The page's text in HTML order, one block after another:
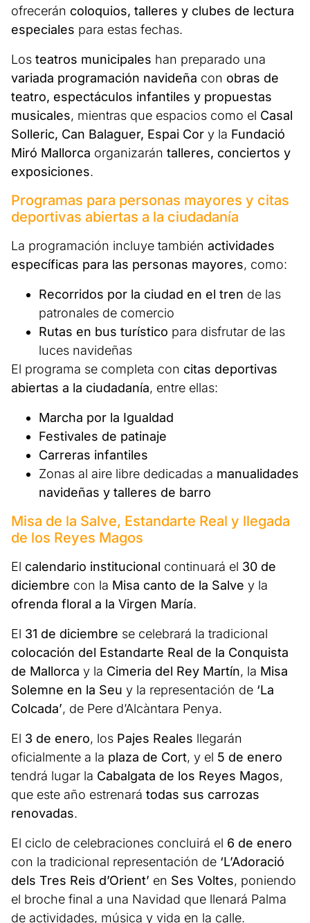
ofrecerán coloquios, talleres y clubes de lectura
especiales para estas fechas.
Los teatros municipales han preparado una
variada programación navideña con obras de
teatro, espectáculos infantiles y propuestas
musicales, mientras que espacios como el Casal
Solleric, Can Balaguer, Espai Cor y la Fundació
Miró Mallorca organizarán talleres, conciertos y
exposiciones.
Programas para personas mayores y citas
deportivas abiertas a la ciudadanía
La programación incluye también actividades
específicas para las personas mayores, como:
Recorridos por la ciudad en el tren de las
patronales de comercio
Rutas en bus turístico para disfrutar de las
luces navideñas
El programa se completa con citas deportivas
abiertas a la ciudadanía, entre ellas:
Marcha por la Igualdad
Festivales de patinaje
Carreras infantiles
Zonas al aire libre dedicadas a manualidades
navideñas y talleres de barro
Misa de la Salve, Estandarte Real y llegada
de los Reyes Magos
El calendario institucional continuará el 30 de
diciembre con la Misa canto de la Salve y la
ofrenda floral a la Virgen María.
El 31 de diciembre se celebrará la tradicional
colocación del Estandarte Real de la Conquista
de Mallorca y la Cimeria del Rey Martín, la Misa
Solemne en la Seu y la representación de ‘La
Colcada’, de Pere d’Alcàntara Penya.
El 3 de enero, los Pajes Reales llegarán
oficialmente a la plaza de Cort, y el 5 de enero
tendrá lugar la Cabalgata de los Reyes Magos,
que este año estrenará todas sus carrozas
renovadas.
El ciclo de celebraciones concluirá el 6 de enero
con la tradicional representación de ‘L’Adoració
dels Tres Reis d’Orient’ en Ses Voltes, poniendo
el broche final a una Navidad que llenará Palma
de actividades, música y vida en la calle.